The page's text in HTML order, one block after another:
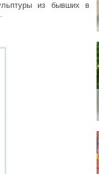
из бывших в